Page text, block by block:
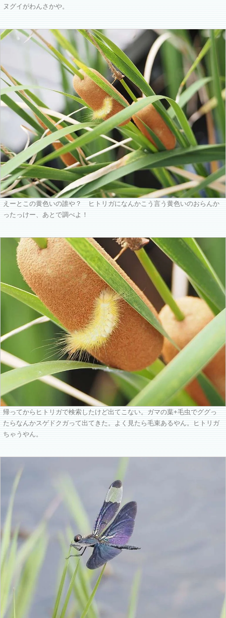
ヌグイがわんさかや。
えーとこの黄色いの誰や？ ヒトリガになんかこう言う黄色いのおらんか
ったっけー、あとで調べよ！
帰ってからヒトリガで検索したけど出てこない。ガマの葉+毛虫でググっ
たらなんかスゲドクガって出てきた。よく見たら毛束あるやん。ヒトリガ
ちゃうやん。